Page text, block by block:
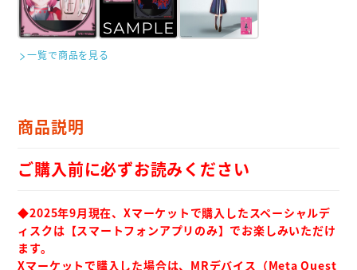
一覧で商品を見る
商品説明
ご購入前に必ずお読みください
◆2025年9月現在、Xマーケットで購入したスペーシャルデ
ィスクは【スマートフォンアプリのみ】でお楽しみいただけ
ます。
Xマーケットで購入した場合は、MRデバイス（Meta Quest